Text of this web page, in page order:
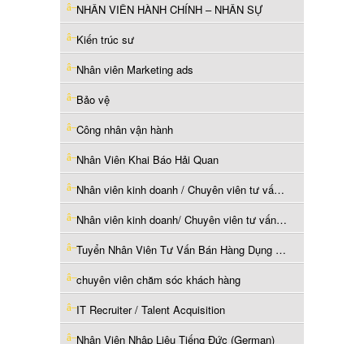
NHÂN VIÊN HÀNH CHÍNH – NHÂN SỰ
Kiến trúc sư
Nhân viên Marketing ads
Bảo vệ
Công nhân vận hành
Nhân Viên Khai Báo Hải Quan
Nhân viên kinh doanh / Chuyên viên tư vấn phần mềm
Nhân viên kinh doanh/ Chuyên viên tư vấn BĐS
Tuyển Nhân Viên Tư Vấn Bán Hàng Dụng Cụ Pickleball
chuyên viên chăm sóc khách hàng
IT Recruiter / Talent Acquisition
Nhân Viên Nhập Liệu Tiếng Đức (German)